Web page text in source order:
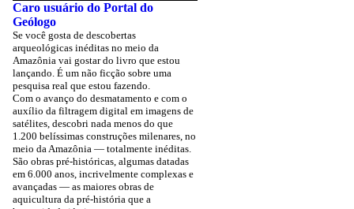
Caro usuário do Portal do
Geólogo
Se você gosta de descobertas
arqueológicas inéditas no meio da
Amazônia vai gostar do livro que estou
lançando. É um não ficção sobre uma
pesquisa real que estou fazendo.
Com o avanço do desmatamento e com o
auxílio da filtragem digital em imagens de
satélites, descobri nada menos do que
1.200 belíssimas construções milenares, no
meio da Amazônia — totalmente inéditas.
São obras pré-históricas, algumas datadas
em 6.000 anos, incrivelmente complexas e
avançadas — as maiores obras de
aquicultura da pré-história que a